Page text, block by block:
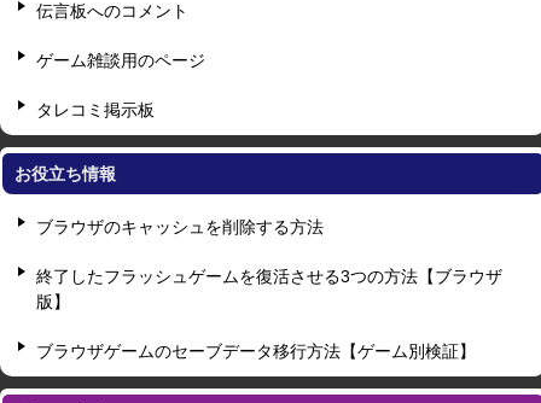
伝言板へのコメント
ゲーム雑談用のページ
タレコミ掲示板
お役立ち情報
ブラウザのキャッシュを削除する方法
終了したフラッシュゲームを復活させる3つの方法【ブラウザ
版】
ブラウザゲームのセーブデータ移行方法【ゲーム別検証】